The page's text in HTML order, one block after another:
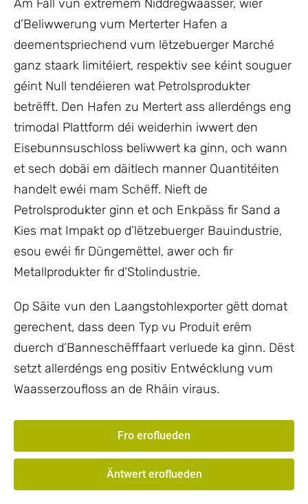
Am Fall vun extremem Niddregwaasser, wier
d’Beliwwerung vum Merterter Hafen a
deementspriechend vum lëtzebuerger Marché
ganz staark limitéiert, respektiv see kéint souguer
géint Null tendéieren wat Petrolsprodukter
betrëfft. Den Hafen zu Mertert ass allerdéngs eng
trimodal Plattform déi weiderhin iwwert den
Eisebunnsuschloss beliwwert ka ginn, och wann
et sech dobäi em däitlech manner Quantitéiten
handelt ewéi mam Schëff. Nieft de
Petrolsprodukter ginn et och Enkpäss fir Sand a
Kies mat Impakt op d’lëtzebuerger Bauindustrie,
esou ewéi fir Düngemëttel, awer och fir
Metallprodukter fir d‘Stolindustrie.
Op Säite vun den Laangstohlexporter gëtt domat
gerechent, dass deen Typ vu Produit erëm
duerch d’Banneschëfffaart verluede ka ginn. Dëst
setzt allerdéngs eng positiv Entwécklung vum
Waasserzoufloss an de Rhäin viraus.
Fro eroflueden
Äntwert eroflueden